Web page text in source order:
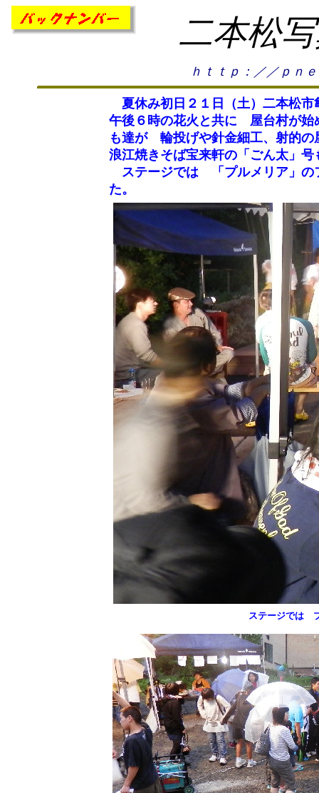
二本松
ｈｔｔｐ：／／ｐｎ
夏休み初日２１日（土）二本松
午後６時の花火と共に 屋台村が
も達が 輪投げや針金細工、射的の
浪江焼きそば宝来軒の「ごん太」号
ステージでは 「プルメリア」の
た。
ステージでは